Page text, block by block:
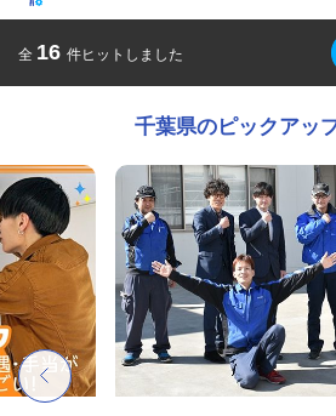
全 16 件ヒットしました
千葉県のピックアッ